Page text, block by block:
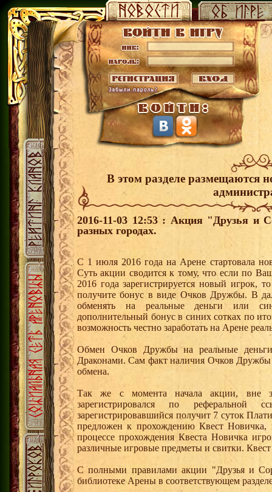
В этом разделе размещаются
2016-11-03 12:53 : Акция "Друзья и
разных городах.
С 1 июля 2016 года на Арене стартовала
Суть акции сводится к тому, что если по
2016 года зарегистрируется новый
получите бонус в виде Очков Дружбы. В
обменять на реальные деньги или
дополнительный бонус в синих сотках по
возможность честно заработать на Арене
Обмен Очков Дружбы на реальные деньги
Драконами. Сам факт наличия Очков Дружбы
обмена.
Так же с момента начала акции, вне
зарегистрировался по
зарегистрировавшийся получит 7 суток
предложен к прохождению Квест
процессе прохождения Квеста Новичка
различные игровые предметы и свитки.
С полными правилами акции "Друзья и
библиотеке Арены в соответствующем